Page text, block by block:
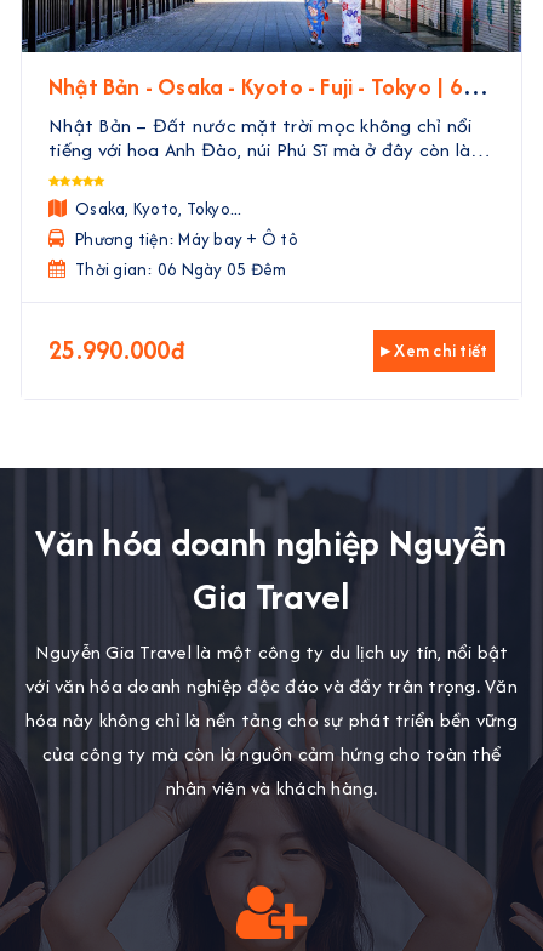
Nhật Bản - Osaka - Kyoto - Fuji - Tokyo | 6
Ngày 5 Đêm
Nhật Bản – Đất nước mặt trời mọc không chỉ nổi
tiếng với hoa Anh Đào, núi Phú Sĩ mà ở đây còn là
một nền văn hóa đặc sắc, đa dạng có lịch sử hàng
ngàn năm. Con người Nhật bản nổi tiếng với tinh
thần ...
Osaka, Kyoto, Tokyo...
Phương tiện: Máy bay + Ô tô
Thời gian: 06 Ngày 05 Đêm
25.990.000đ ▸ Xem chi tiết
Văn hóa doanh nghiệp Nguyễn
Gia Travel
Nguyễn Gia Travel là một công ty du lịch uy tín, nổi bật
với văn hóa doanh nghiệp độc đáo và đầy trân trọng. Văn
hóa này không chỉ là nền tảng cho sự phát triển bền vững
của công ty mà còn là nguồn cảm hứng cho toàn thể
nhân viên và khách hàng.